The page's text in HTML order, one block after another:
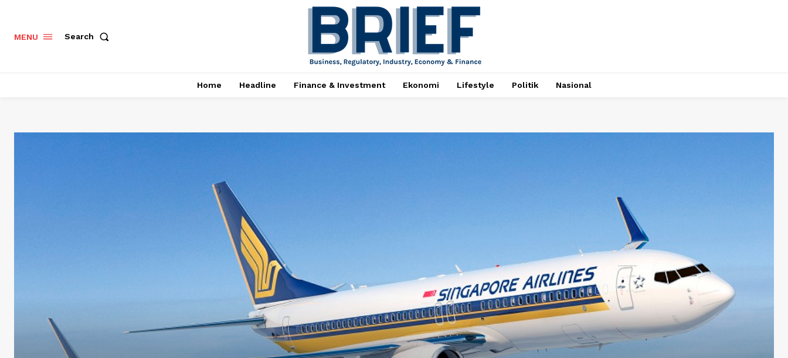
MENU Search
Home Headline Finance & Investment Ekonomi Lifestyle Politik Nasional